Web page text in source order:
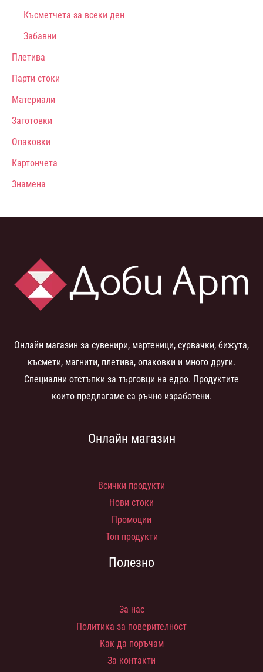
Късметчета за всеки ден
Забавни
Плетива
Парти стоки
Материали
Заготовки
Опаковки
Картончета
Знамена
Онлайн магазин за сувенири, мартеници, сурвачки, бижута,
късмети, магнити, плетива, опаковки и много други.
Специални отстъпки за търговци на едро. Продуктите
които предлагаме са ръчно изработени.
Онлайн магазин
Всички продукти
Нови стоки
Промоции
Топ продукти
Полезно
За нас
Политика за поверителност
Как да поръчам
За контакти